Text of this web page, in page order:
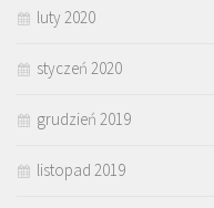
luty 2020
styczeń 2020
grudzień 2019
listopad 2019